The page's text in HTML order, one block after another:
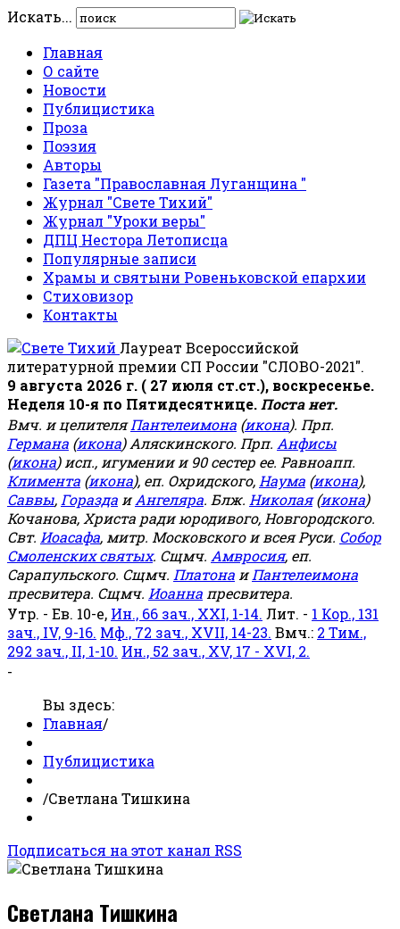
Искать...
Главная
О сайте
Новости
Публицистика
Проза
Поэзия
Авторы
Газета "Православная Луганщина "
Журнал "Свете Тихий"
Журнал "Уроки веры"
ДПЦ Нестора Летописца
Популярные записи
Храмы и святыни Ровеньковской епархии
Стиховизор
Контакты
Лауреат Всероссийской
литературной премии СП России "СЛОВО-2021".
9 августа 2026 г. ( 27 июля ст.ст.), воскресенье.
Неделя 10-я по Пятидесятнице. Поста нет.
Вмч. и целителяПантелеимона (икона). Прп.
Германа (икона) Аляскинского. Прп. Анфисы
(икона) исп., игумении и 90 сестер ее. Равноапп.
Климента (икона), еп. Охридского, Наума (икона),
Саввы, Горазда иАнгеляра. Блж. Николая(икона)
Кочанова, Христа ради юродивого, Новгородского.
Свт. Иоасафа, митр. Московского и всея Руси. Собор
Смоленских святых. Сщмч. Амвросия, еп.
Сарапульского. Сщмч. Платона иПантелеимона
пресвитера. Сщмч. Иоанна пресвитера.
Утр. - Ев. 10-е, Ин., 66 зач., XXI, 1-14. Лит. - 1 Кор., 131
зач., IV, 9-16. Мф., 72 зач., XVII, 14-23. Вмч.: 2 Тим.,
292 зач., II, 1-10. Ин., 52 зач., XV, 17 - XVI, 2.
-
Вы здесь:
Главная/
Публицистика
/Светлана Тишкина
Подписаться на этот канал RSS
Светлана Тишкина